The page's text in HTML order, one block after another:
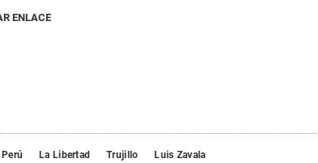
ENLACE
Perú La Libertad Trujillo Luis Zavala